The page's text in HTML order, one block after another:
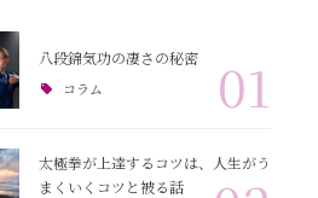
八段錦気功の凄さの秘密
コラム 01
太極拳が上達するコツは、人生がう
まくいくコツと被る話